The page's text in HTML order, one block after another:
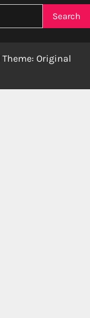
Theme: Original